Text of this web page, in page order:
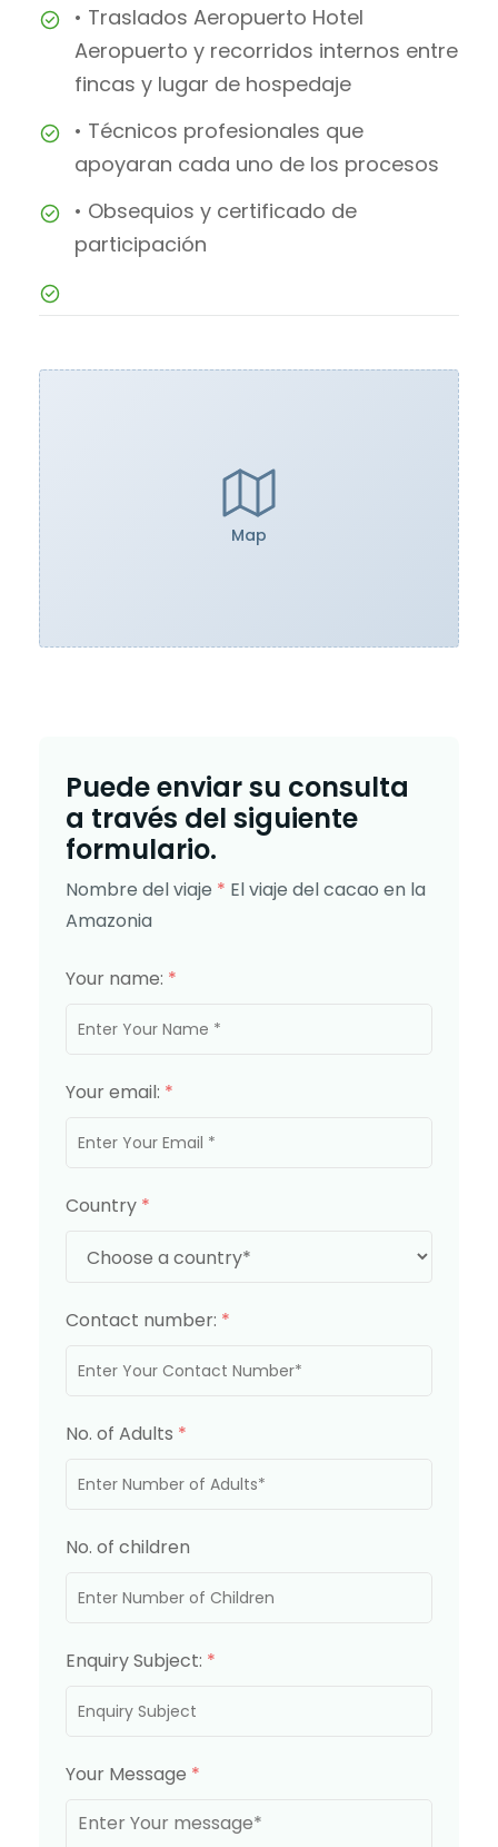
• Traslados Aeropuerto Hotel
Aeropuerto y recorridos internos entre
fincas y lugar de hospedaje
• Técnicos profesionales que
apoyaran cada uno de los procesos
• Obsequios y certificado de
participación
Map
Puede enviar su consulta
a través del siguiente
formulario.
Nombre del viaje * El viaje del cacao en la
Amazonia
Your name: *
Your email: *
Country *
Contact number: *
No. of Adults *
No. of children
Enquiry Subject: *
Your Message *